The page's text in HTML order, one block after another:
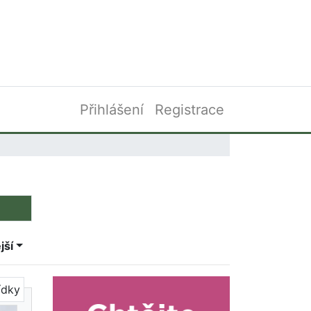
Přihlášení Registrace